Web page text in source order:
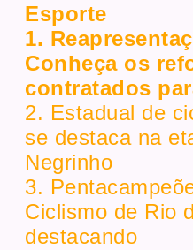
Esporte
1.
Conheça os
contratados
2. Estadual de
se destaca na
Negrinho
3.
Ciclismo de Rio
destacando